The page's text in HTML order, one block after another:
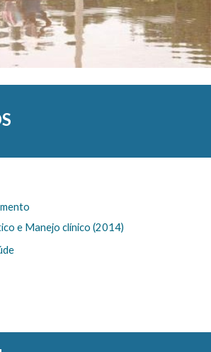
e Manejo clínico (2014)